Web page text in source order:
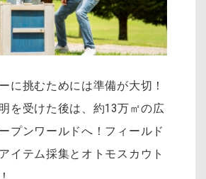
に挑むためには準備が大切！
を受けた後は、約13万㎡の広
プンワールドへ！フィールド
イテム採集とオトモスカウト